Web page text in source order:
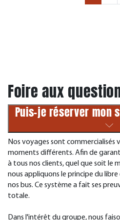
Foire aux
Puis-je réserver mon
Nos voyages sont commercialisés
moments différents. Afin de
à tous nos clients, quel que soit le
nous appliquons le principe du
nos bus. Ce système a fait ses
totale.
Dans l'intérêt du groupe, nous